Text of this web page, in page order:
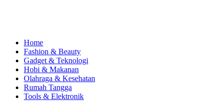
Home
Fashion & Beauty
Gadget & Teknologi
Hobi & Makanan
Olahraga & Kesehatan
Rumah Tangga
Tools & Elektronik